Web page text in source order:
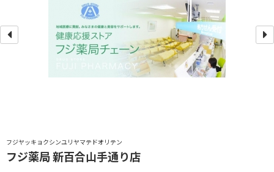
フジヤッキョクシンユリヤマテドオリテン
フジ薬局 新百合山手通り店